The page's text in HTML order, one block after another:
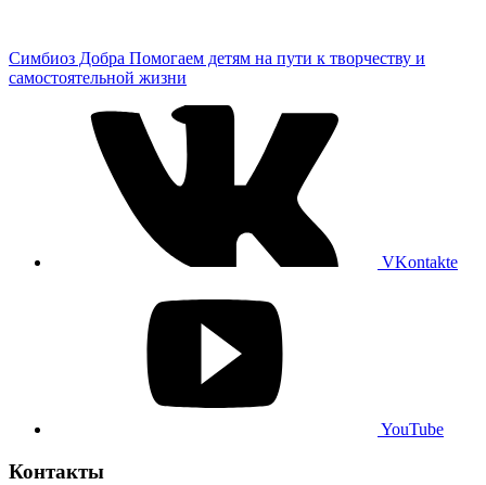
Симбиоз Добра Помогаем детям на пути к творчеству и
самостоятельной жизни
VKontakte
YouTube
Контакты